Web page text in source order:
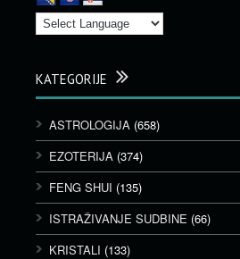
KATEGORIJE
ASTROLOGIJA (658)
EZOTERIJA (374)
FENG SHUI (135)
ISTRAŽIVANJE SUDBINE (66)
KRISTALI (133)